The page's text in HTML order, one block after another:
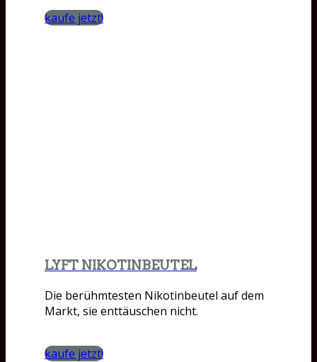
kaufe jetzt!
LYFT NIKOTINBEUTEL
Die berühmtesten Nikotinbeutel auf dem
Markt, sie enttäuschen nicht.
kaufe jetzt!